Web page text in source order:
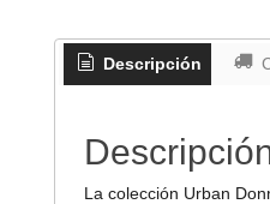
Descripción
La colección Urban